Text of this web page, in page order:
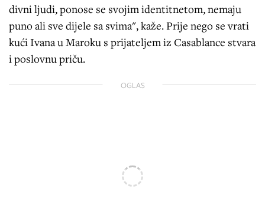
divni ljudi, ponose se svojim identitnetom, nemaju
puno ali sve dijele sa svima", kaže. Prije nego se vrati
kući Ivana u Maroku s prijateljem iz Casablance stvara
i poslovnu priču.
OGLAS